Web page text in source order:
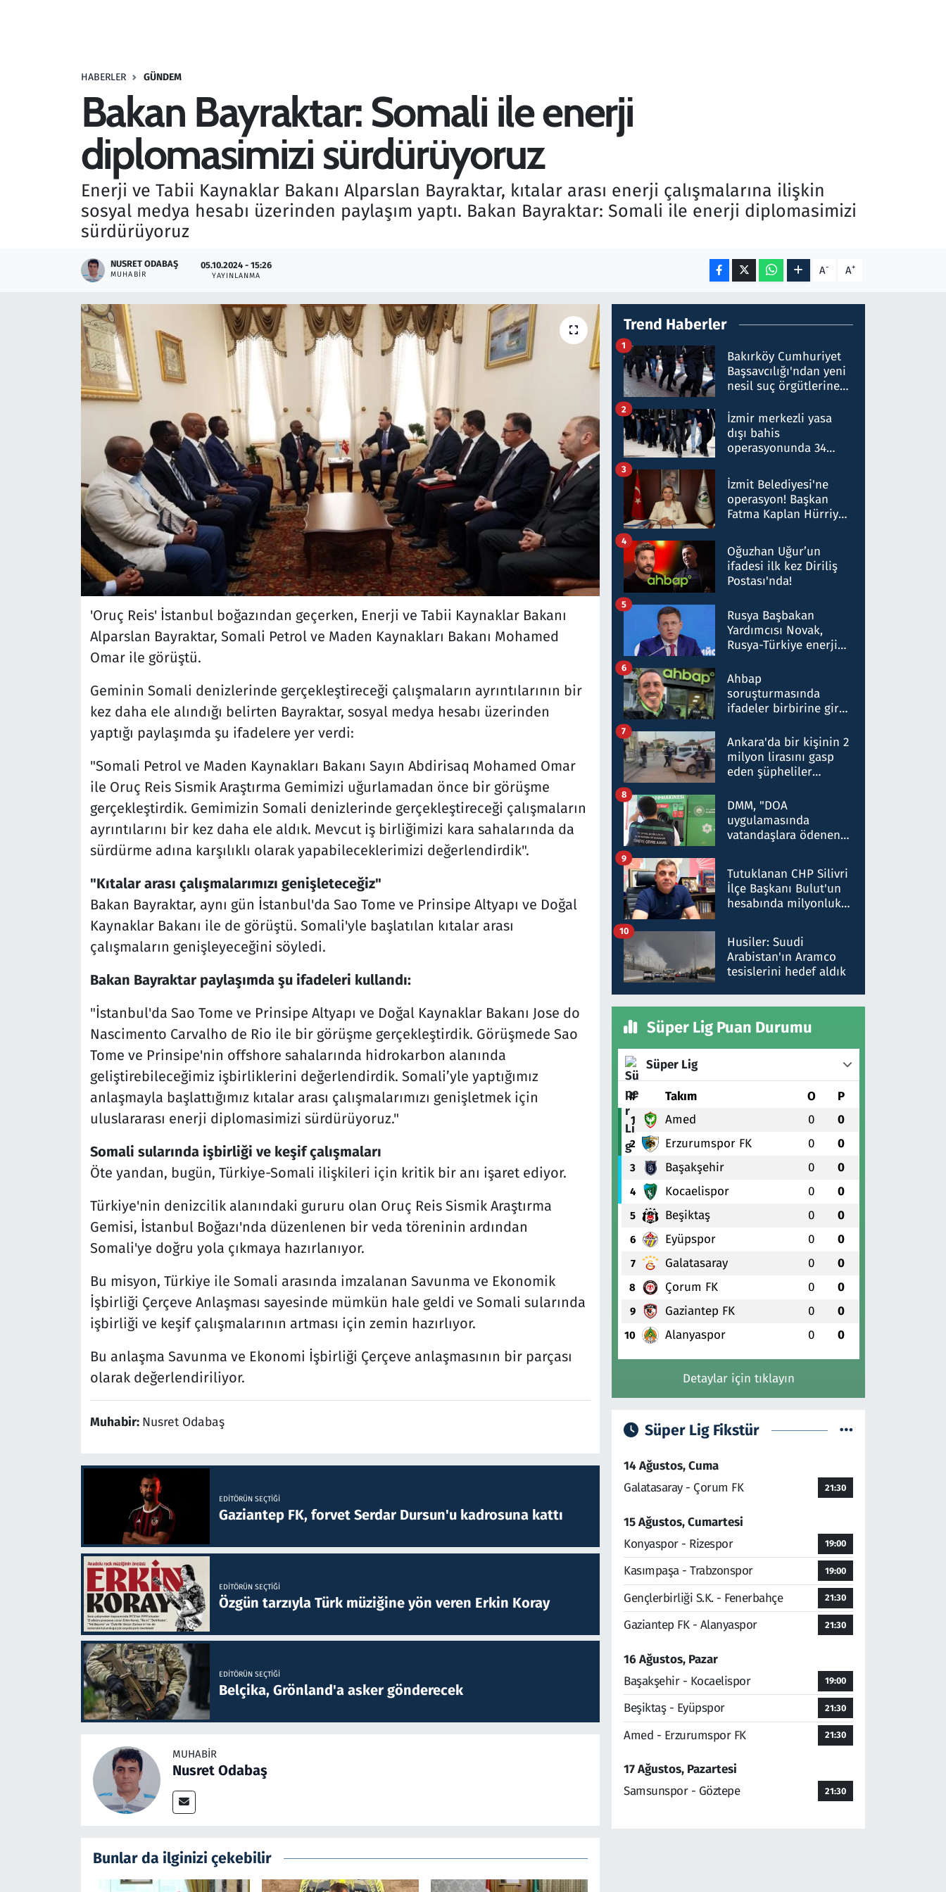
HABERLER GÜNDEM
Bakan Bayraktar: Somali ile enerji
diplomasimizi sürdürüyoruz
Enerji ve Tabii Kaynaklar Bakanı Alparslan Bayraktar, kıtalar arası enerji çalışmalarına ilişkin
sosyal medya hesabı üzerinden paylaşım yaptı. Bakan Bayraktar: Somali ile enerji diplomasimizi
sürdürüyoruz
NUSRET ODABAŞ
MUHABIR
05.10.2024 - 15:26
YAYINLANMA A- A+
'Oruç Reis' İstanbul boğazından geçerken, Enerji ve Tabii Kaynaklar Bakanı
Alparslan Bayraktar, Somali Petrol ve Maden Kaynakları Bakanı Mohamed
Omar ile görüştü.
Geminin Somali denizlerinde gerçekleştireceği çalışmaların ayrıntılarının bir
kez daha ele alındığı belirten Bayraktar, sosyal medya hesabı üzerinden
yaptığı paylaşımda şu ifadelere yer verdi:
"Somali Petrol ve Maden Kaynakları Bakanı Sayın Abdirisaq Mohamed Omar
ile Oruç Reis Sismik Araştırma Gemimizi uğurlamadan önce bir görüşme
gerçekleştirdik. Gemimizin Somali denizlerinde gerçekleştireceği çalışmaların
ayrıntılarını bir kez daha ele aldık. Mevcut iş birliğimizi kara sahalarında da
sürdürme adına karşılıklı olarak yapabileceklerimizi değerlendirdik".
"Kıtalar arası çalışmalarımızı genişleteceğiz"
Bakan Bayraktar, aynı gün İstanbul'da Sao Tome ve Prinsipe Altyapı ve Doğal
Kaynaklar Bakanı ile de görüştü. Somali'yle başlatılan kıtalar arası
çalışmaların genişleyeceğini söyledi.
Bakan Bayraktar paylaşımda şu ifadeleri kullandı:
"İstanbul'da Sao Tome ve Prinsipe Altyapı ve Doğal Kaynaklar Bakanı Jose do
Nascimento Carvalho de Rio ile bir görüşme gerçekleştirdik. Görüşmede Sao
Tome ve Prinsipe'nin offshore sahalarında hidrokarbon alanında
geliştirebileceğimiz işbirliklerini değerlendirdik. Somali’yle yaptığımız
anlaşmayla başlattığımız kıtalar arası çalışmalarımızı genişletmek için
uluslararası enerji diplomasimizi sürdürüyoruz."
Somali sularında işbirliği ve keşif çalışmaları
Öte yandan, bugün, Türkiye-Somali ilişkileri için kritik bir anı işaret ediyor.
Türkiye'nin denizcilik alanındaki gururu olan Oruç Reis Sismik Araştırma
Gemisi, İstanbul Boğazı'nda düzenlenen bir veda töreninin ardından
Somali'ye doğru yola çıkmaya hazırlanıyor.
Bu misyon, Türkiye ile Somali arasında imzalanan Savunma ve Ekonomik
İşbirliği Çerçeve Anlaşması sayesinde mümkün hale geldi ve Somali sularında
işbirliği ve keşif çalışmalarının artması için zemin hazırlıyor.
Bu anlaşma Savunma ve Ekonomi İşbirliği Çerçeve anlaşmasının bir parçası
olarak değerlendiriliyor.
Muhabir: Nusret Odabaş
EDITÖRÜN SEÇTIĞI
Gaziantep FK, forvet Serdar Dursun'u kadrosuna kattı
EDITÖRÜN SEÇTIĞI
Özgün tarzıyla Türk müziğine yön veren Erkin Koray
EDITÖRÜN SEÇTIĞI
Belçika, Grönland'a asker gönderecek
MUHABIR
Nusret Odabaş
Bunlar da ilginizi çekebilir
Trend Haberler
Bakırköy Cumhuriyet
Başsavcılığı'ndan yeni
nesil suç örgütlerine
hakkında gözaltı kararı
1
İzmir merkezli yasa
dışı bahis
operasyonunda 34
Milyar liralık para
trafiği tespit edildi
2
İzmit Belediyesi'ne
operasyon! Başkan
Fatma Kaplan Hürriyet
3
Oğuzhan Uğur’un
ifadesi ilk kez Diriliş
Postası'nda!
4
Rusya Başbakan
Yardımcısı Novak,
Rusya-Türkiye enerji
nitelikte olduğunu
belirtti
5
Ahbap
soruşturmasında
ifadeler birbirine girdi:
ifadelerinden ortaya
çıkan tablo şok etti
6
Ankara'da bir kişinin 2
milyon lirasını gasp
eden şüpheliler
7
DMM, "DOA
uygulamasında
vatandaşlara ödenen
düşürüldüğü" iddiasını
yalanladı
8
Tutuklanan CHP Silivri
İlçe Başkanı Bulut'un
hesabında milyonluk
talimat verdi, ben
gönderdim
9
Husiler: Suudi
Arabistan'ın Aramco
tesislerini hedef aldık
10
Süper Lig Puan Durumu
Süper Lig
# Takım O P
1 Amed 0 0
2 Erzurumspor FK 0 0
3 Başakşehir 0 0
4 Kocaelispor 0 0
5 Beşiktaş 0 0
6 Eyüpspor 0 0
7 Galatasaray 0 0
8 Çorum FK 0 0
9 Gaziantep FK 0 0
10 Alanyaspor 0 0
Detaylar için tıklayın
Süper Lig Fikstür
14 Ağustos, Cuma
Galatasaray - Çorum FK
21:30
15 Ağustos, Cumartesi
Konyaspor - Rizespor
19:00
Kasımpaşa - Trabzonspor 19:00
Gençlerbirliği S.K. - Fenerbahçe 21:30
Gaziantep FK - Alanyaspor 21:30
16 Ağustos, Pazar
Başakşehir - Kocaelispor
19:00
Beşiktaş - Eyüpspor 21:30
Amed - Erzurumspor FK 21:30
17 Ağustos, Pazartesi
Samsunspor - Göztepe
21:30
Savunma Sanayi
Televizyon